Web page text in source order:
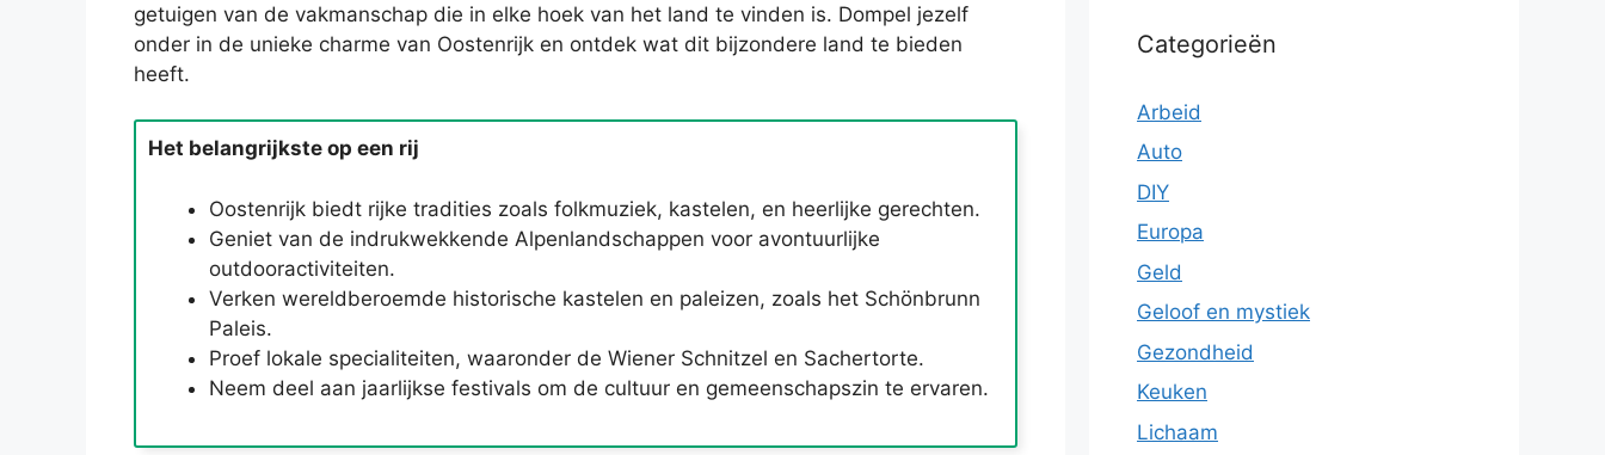
getuigen van de vakmanschap die in elke hoek van het land te vinden is. Dompel jezelf
onder in de unieke charme van Oostenrijk en ontdek wat dit bijzondere land te bieden
heeft.
Het belangrijkste op een rij
Oostenrijk biedt rijke tradities zoals folkmuziek, kastelen, en heerlijke gerechten.
Geniet van de indrukwekkende Alpenlandschappen voor avontuurlijke
outdooractiviteiten.
Verken wereldberoemde historische kastelen en paleizen, zoals het Schönbrunn
Paleis.
Proef lokale specialiteiten, waaronder de Wiener Schnitzel en Sachertorte.
Neem deel aan jaarlijkse festivals om de cultuur en gemeenschapszin te ervaren.
Categorieën
Arbeid
Auto
DIY
Europa
Geld
Geloof en mystiek
Gezondheid
Keuken
Lichaam